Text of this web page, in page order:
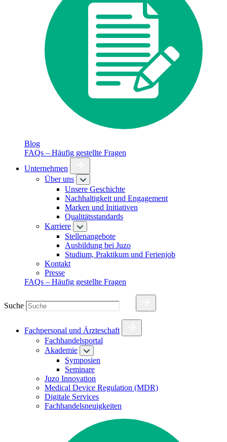
Blog
FAQs – Häufig gestellte Fragen
Unternehmen
Über uns
Unsere Geschichte
Nachhaltigkeit und Engagement
Marken und Initiativen
Qualitätsstandards
Karriere
Stellenangebote
Ausbildung bei Juzo
Studium, Praktikum und Ferienjob
Kontakt
Presse
FAQs – Häufig gestellte Fragen
Suche
Fachpersonal und Ärzteschaft
Fachhandelsportal
Akademie
Symposien
Seminare
Juzo Innovation
Medical Device Regulation (MDR)
Digitale Services
Fachhandelsneuigkeiten